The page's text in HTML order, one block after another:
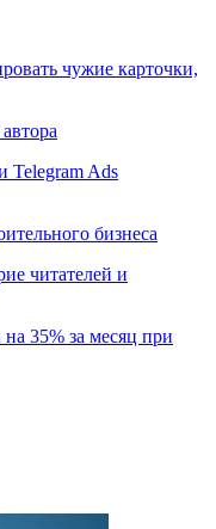
чужие карточки,
Telegram Ads
бизнеса
читателей и
35% за месяц при